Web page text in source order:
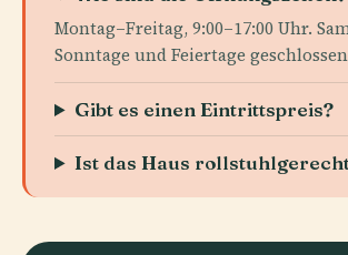
Montag–Freitag, 9:00–17:00 Uhr.
Sonntage und Feiertage
Gibt es einen Eintrittspreis?
Ist das Haus